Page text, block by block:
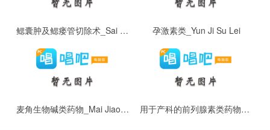
鳃囊肿及鳃瘘管切除术_Sai Nang Zhong Ji Sai Lou Guan Qie Chu Shu 孕激素类_Yun Ji Su Lei
麦角生物碱类药物_Mai Jiao Sheng Wu Jian Lei Yao Wu 用于产科的前列腺素类药物_Yong Yu Chan Ke De Qian Lie Xian Su Lei Yao Wu